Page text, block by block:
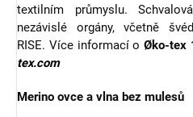
textilním průmyslu.
nezávislé orgány, včetně
RISE. Více informací o Øko-tex
tex.com
Merino ovce a vlna bez mulesů